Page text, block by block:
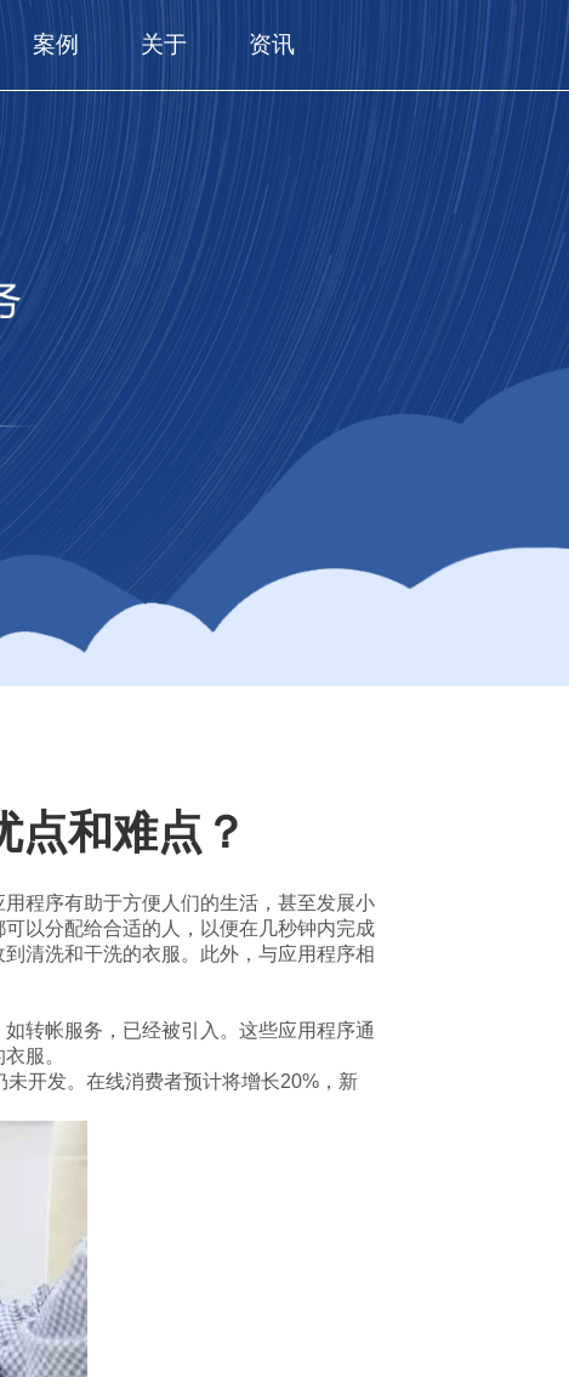
案例 关于 资讯
点和难点？
程序有助于方便人们的生活，甚至发展小
以分配给合适的人，以便在几秒钟内完成
清洗和干洗的衣服。此外，与应用程序相
转帐服务，已经被引入。这些应用程序通
服。
开发。在线消费者预计将增长20%，新